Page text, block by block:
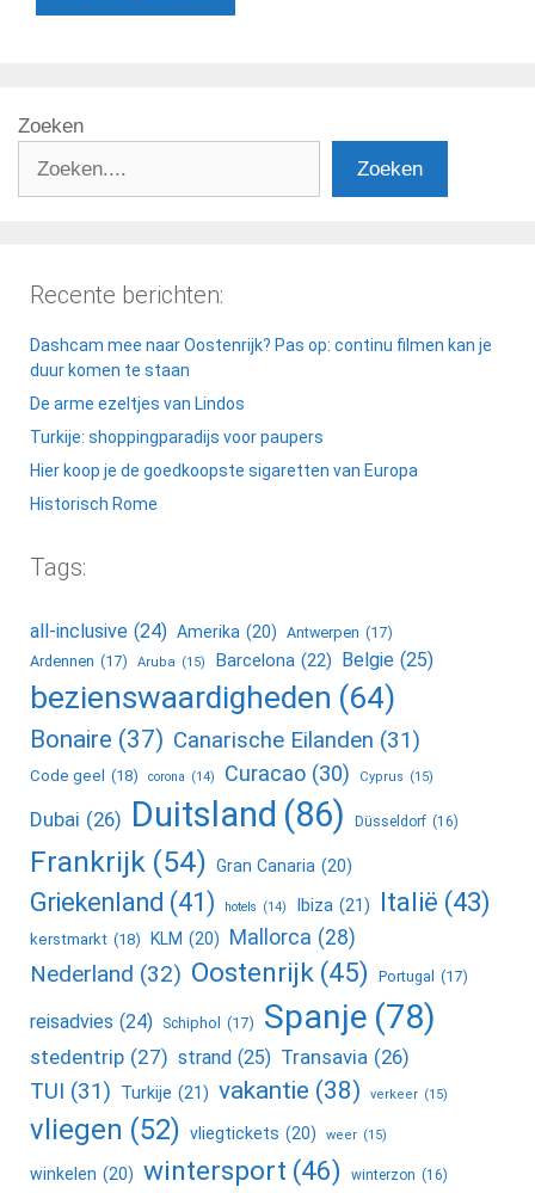
Zoeken
Zoeken
Recente berichten:
Dashcam mee naar Oostenrijk? Pas op: continu filmen kan je
duur komen te staan
De arme ezeltjes van Lindos
Turkije: shoppingparadijs voor paupers
Hier koop je de goedkoopste sigaretten van Europa
Historisch Rome
Tags:
all-inclusive (24) Amerika (20) Antwerpen (17)
Ardennen (17) Aruba (15) Barcelona (22) Belgie (25)
bezienswaardigheden (64)
Bonaire (37) Canarische Eilanden (31)
Code geel (18) corona (14) Curacao (30) Cyprus (15)
Dubai (26) Duitsland (86) Düsseldorf (16)
Frankrijk (54) Gran Canaria (20)
Griekenland (41) hotels (14) Ibiza (21) Italië (43)
kerstmarkt (18) KLM (20) Mallorca (28)
Nederland (32) Oostenrijk (45) Portugal (17)
reisadvies (24) Schiphol (17) Spanje (78)
stedentrip (27) strand (25) Transavia (26)
TUI (31) Turkije (21) vakantie (38) verkeer (15)
vliegen (52) vliegtickets (20) weer (15)
winkelen (20) wintersport (46) winterzon (16)